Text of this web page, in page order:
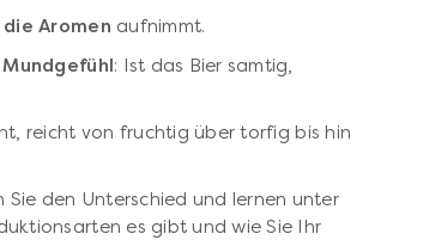
Aromen aufnimmt.
Mundgefühl: Ist das Bier samtig,
reicht von fruchtig über torfig bis hin
Sie den Unterschied und lernen unter
es gibt und wie Sie Ihr